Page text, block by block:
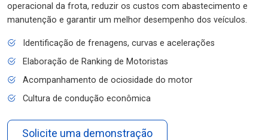
operacional da frota, reduzir os custos com abastecimento e
manutenção e garantir um melhor desempenho dos veículos.
Identificação de frenagens, curvas e acelerações
Elaboração de Ranking de Motoristas
Acompanhamento de ociosidade do motor
Cultura de condução econômica
Solicite uma demonstração